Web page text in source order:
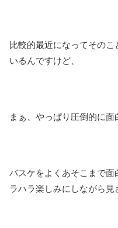
比較的最近になってその
いるんですけど、
まぁ、やっぱり圧倒的に面
バスケをよくあそこまで
ラハラ楽しみにしながら見